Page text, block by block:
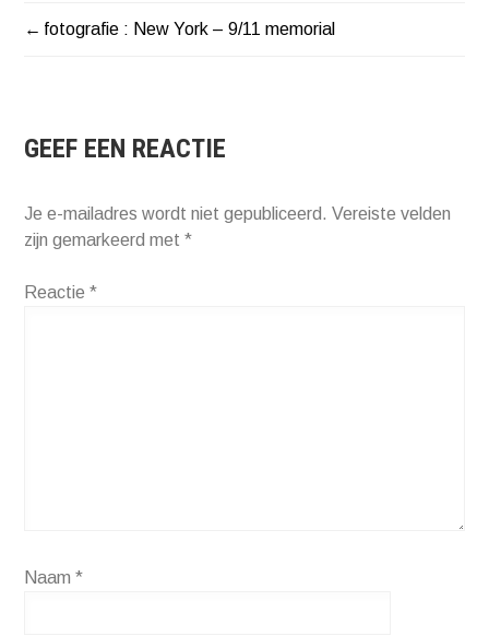
BERICHT
fotografie : New York – 9/11 memorial
GEEF EEN REACTIE
Je e-mailadres wordt niet gepubliceerd. Vereiste velden
zijn gemarkeerd met*
Reactie*
Naam*